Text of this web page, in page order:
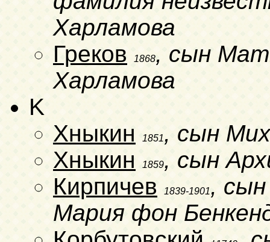
Харламова
Греков
1868, сын
Харламова
K
Хныкин
1851, сын
Хныкин
1859, сын
Кирпичев
1839-1901,
Мария фон